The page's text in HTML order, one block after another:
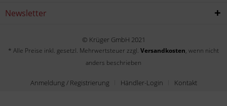
Newsletter
© Krüger GmbH 2021
* Alle Preise inkl. gesetzl. Mehrwertsteuer zzgl. Versandkosten, wenn nicht
anders beschrieben
Anmeldung / Registrierung Händler-Login Kontakt